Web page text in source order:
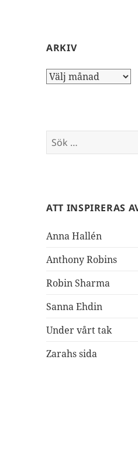
ARKIV
Arkiv
Sök
efter:
ATT INSPIRERAS
Anna Hallén
Anthony Robins
Robin Sharma
Sanna Ehdin
Under vårt tak
Zarahs sida